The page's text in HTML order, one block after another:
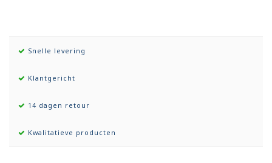
Snelle levering
Klantgericht
14 dagen retour
Kwalitatieve producten